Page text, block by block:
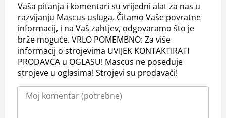
Vaša pitanja i komentari su vrijedni alat za nas u
razvijanju Mascus usluga. Čitamo Vaše povratne
informacij, i na Vaš zahtjev, odgovaramo što je
brže moguće. VRLO POMEMBNO: Za više
informacij o strojevima UVIJEK KONTAKTIRATI
PRODAVCA u OGLASU! Mascus ne poseduje
strojeve u oglasima! Strojevi su prodavači!